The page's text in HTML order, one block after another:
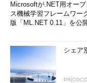
Microsoftが.NET用オー
ス機械学習フレームワー
版「ML.NET 0.11」を公
シェア